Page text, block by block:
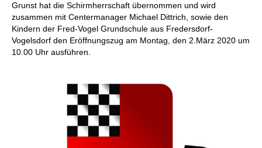
Grunst hat die Schirmherrschaft übernommen und wird
zusammen mit Centermanager Michael Dittrich, sowie den
Kindern der Fred-Vogel Grundschule aus Fredersdorf-
Vogelsdorf den Eröffnungszug am Montag, den 2.März 2020 um
10.00 Uhr ausführen.